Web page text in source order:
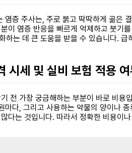
염증 주사는, 주로 붉고 딱딱하게 곪
이 염증 반응을 빠르게 억제하고 붓기
하는 데 큰 도움을 받을 수 있습니다.
시세 및 실비 보험 적용
전 가장 궁금해하는 부분이 바로 비
마다, 그리고 사용하는 약물의 양이나
다는 것입니다. 따라서 정확한 비용이